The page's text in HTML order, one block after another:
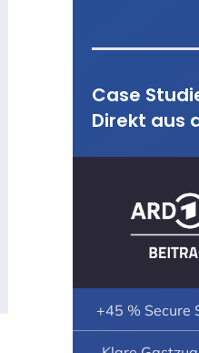
Case
Direkt aus
+45 % Secure